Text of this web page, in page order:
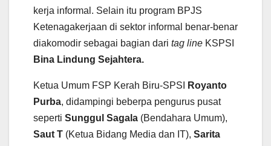
kerja informal. Selain itu program BPJS
Ketenagakerjaan di sektor informal benar-benar
diakomodir sebagai bagian dari tag line KSPSI
Bina Lindung Sejahtera.
Ketua Umum FSP Kerah Biru-SPSI
Royanto
Purba, didampingi beberpa pengurus pusat
seperti Sunggul Sagala (Bendahara Umum),
Saut T (Ketua Bidang Media dan IT), Sarita